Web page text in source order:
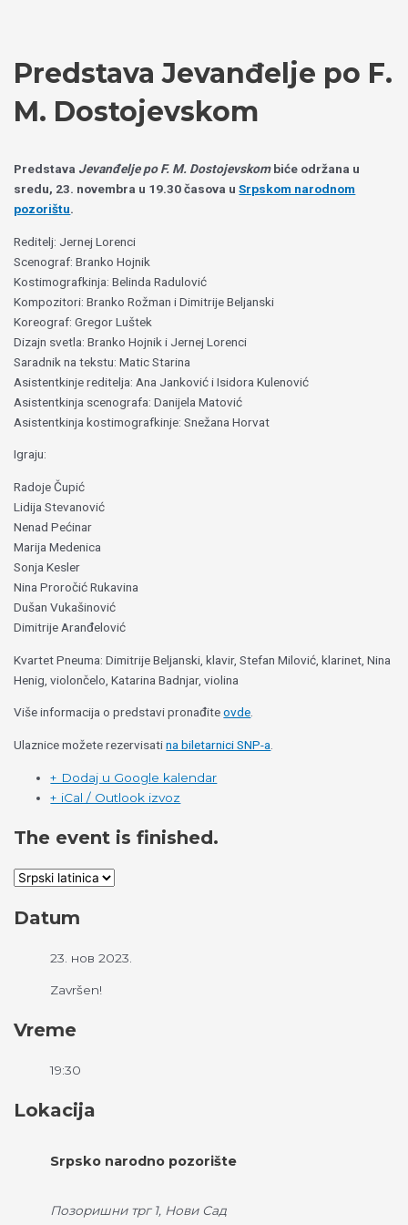
Predstava Jevanđelje po F.
M. Dostojevskom
Predstava Jevanđelje po F. M. Dostojevskombiće održana u
sredu, 23. novembra u 19.30 časova uSrpskom narodnom
pozorištu.
Reditelj: Jernej Lorenci
Scenograf: Branko Hojnik
Kostimografkinja: Belinda Radulović
Kompozitori: Branko Rožman i Dimitrije Beljanski
Koreograf: Gregor Luštek
Dizajn svetla: Branko Hojnik i Jernej Lorenci
Saradnik na tekstu: Matic Starina
Asistentkinje reditelja: Ana Janković i Isidora Kulenović
Asistentkinja scenografa: Danijela Matović
Asistentkinja kostimografkinje: Snežana Horvat
Igraju:
Radoje Čupić
Lidija Stevanović
Nenad Pećinar
Marija Medenica
Sonja Kesler
Nina Proročić Rukavina
Dušan Vukašinović
Dimitrije Aranđelović
Kvartet Pneuma: Dimitrije Beljanski, klavir, Stefan Milović, klarinet, Nina
Henig, violončelo, Katarina Badnjar, violina
Više informacija o predstavi pronađiteovde.
Ulaznice možete rezervisatina biletarnici SNP-a
+ Dodaj u Google kalendar
+ iCal / Outlook izvoz
The event is finished.
Datum
23. нов 2023.
Završen!
Vreme
19:30
Lokacija
Srpsko narodno pozorište
Позоришни трг 1, Нови Сад